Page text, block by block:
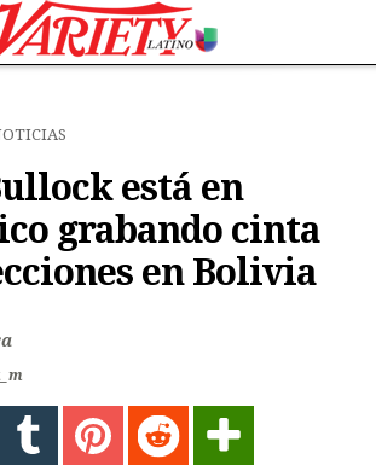
está en
grabando cinta
en Bolivia